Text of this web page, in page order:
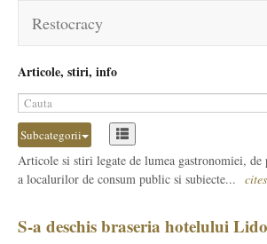
Restocracy
Articole, stiri, info
Subcategorii
Articole si stiri legate de lumea gastronomiei, de
a localurilor de consum public si subiecte...
S-a deschis braseria hotelului Lido